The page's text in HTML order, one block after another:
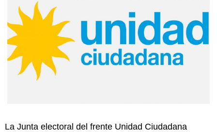
La Junta electoral del frente Unidad Ciudadana